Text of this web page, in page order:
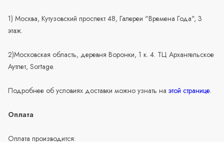
1) Москва, Кутузовский проспект 48, Галереи "Времена Года", 3
этаж.
2)Московская область, деревня Воронки, 1 к. 4. ТЦ Архангельское
Аутлет, Sortage.
Подробнее об условиях доставки можно узнать на этой странице.
Оплата
Оплата производится: